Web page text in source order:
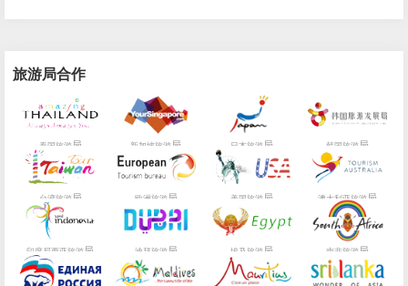
旅游局合作
泰国旅游局 新加坡旅游局 日本旅游局 韩国旅游局
台湾旅游局 欧洲旅游局 美国旅游局 澳大利亚旅游局
印度尼西亚旅游局 迪拜旅游局 埃及旅游局 南非旅游局